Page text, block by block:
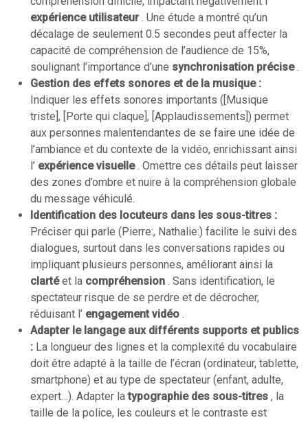
expérience utilisateur. Une étude a montré qu’un
décalage de seulement 0.5 secondes peut affecter la
capacité de compréhension de l’audience de 15%,
soulignant l’importance d’une synchronisation précise.
Gestion des effets sonores et de la musique :
Indiquer les effets sonores importants ([Musique
triste], [Porte qui claque], [Applaudissements]) permet
aux personnes malentendantes de se faire une idée de
l’ambiance et du contexte de la vidéo, enrichissant ainsi
l’ expérience visuelle. Omettre ces détails peut laisser
des zones d’ombre et nuire à la compréhension globale
du message véhiculé.
Identification des locuteurs dans les sous-titres :
Préciser qui parle (Pierre:, Nathalie:) facilite le suivi des
dialogues, surtout dans les conversations rapides ou
impliquant plusieurs personnes, améliorant ainsi la
clartéet la compréhension . Sans identification, le
spectateur risque de se perdre et de décrocher,
réduisant l’ engagement vidéo .
Adapter le langage aux différents supports et publics
: La longueur des lignes et la complexité du vocabulaire
doit être adapté à la taille de l’écran (ordinateur, tablette,
smartphone) et au type de spectateur (enfant, adulte,
expert…). Adapter latypographie des sous-titres , la
taille de la police, les couleurs et le contraste est